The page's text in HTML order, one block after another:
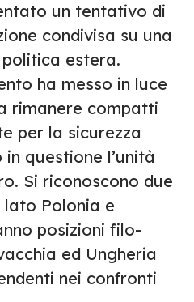
un tentativo di
condivisa su una
estera.
ha messo in luce
rimanere compatti
per la sicurezza
questione l’unità
Si riconoscono due
lato Polonia e
posizioni filo-
ed Ungheria
nei confronti